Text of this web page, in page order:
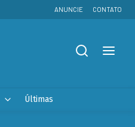
ANUNCIE CONTATO
Últimas